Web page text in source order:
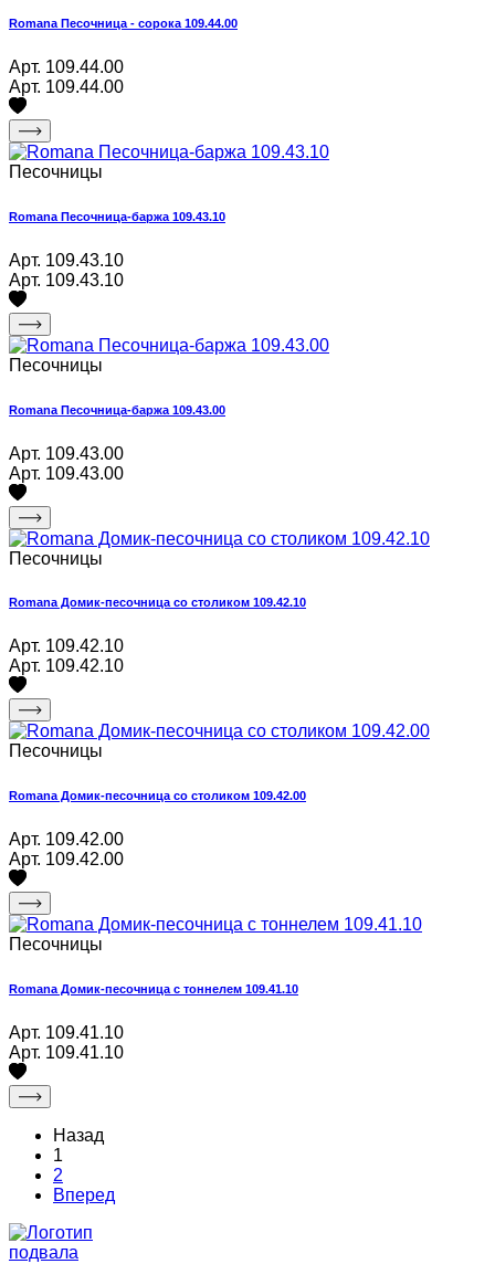
Romana Песочница - сорока 109.44.00
Арт. 109.44.00
Арт. 109.44.00
Песочницы
Romana Песочница-баржа 109.43.10
Арт. 109.43.10
Арт. 109.43.10
Песочницы
Romana Песочница-баржа 109.43.00
Арт. 109.43.00
Арт. 109.43.00
Песочницы
Romana Домик-песочница со столиком 109.42.10
Арт. 109.42.10
Арт. 109.42.10
Песочницы
Romana Домик-песочница со столиком 109.42.00
Арт. 109.42.00
Арт. 109.42.00
Песочницы
Romana Домик-песочница с тоннелем 109.41.10
Арт. 109.41.10
Арт. 109.41.10
Назад
1
2
Вперед